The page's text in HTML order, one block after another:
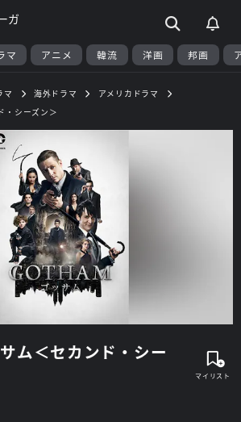
マ アニメ 韓流 洋画 邦画
マ 海外ドラマ
アメリカドラマ
・シーズン＞
ム＜セカンド・シー